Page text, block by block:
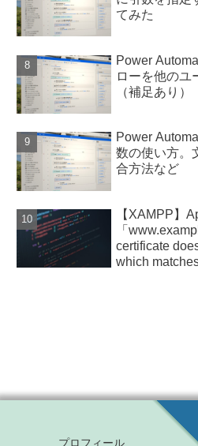
てみた
Power
ローを他のユ
（補足あり）
Power
数の使い方。
合方法など
【XAMPP】
「
certificate
which
プロフィール